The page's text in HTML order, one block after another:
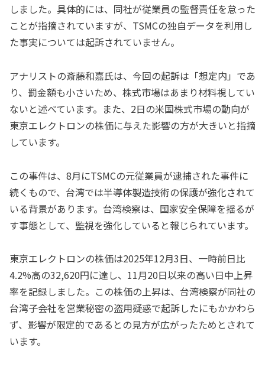
しました。具体的には、同社が従業員の監督責任を怠った
ことが指摘されていますが、TSMCの独自データを利用し
た事実については起訴されていません。
アナリストの斎藤和嘉氏は、今回の起訴は「想定内」であ
り、罰金額も小さいため、株式市場はあまり材料視してい
ないと述べています。また、2日の米国株式市場の動向が
東京エレクトロンの株価に与えた影響の方が大きいと指摘
しています。
この事件は、8月にTSMCの元従業員が逮捕された事件に
続くもので、台湾では半導体製造技術の保護が強化されて
いる背景があります。台湾検察は、国家安全保障を揺るが
す事態として、監視を強化していると報じられています。
東京エレクトロンの株価は2025年12月3日、一時前日比
4.2%高の32,620円に達し、11月20日以来の高い日中上昇
率を記録しました。この株価の上昇は、台湾検察が同社の
台湾子会社を営業秘密の盗用疑惑で起訴したにもかかわら
ず、影響が限定的であるとの見方が広がったためとされて
います。